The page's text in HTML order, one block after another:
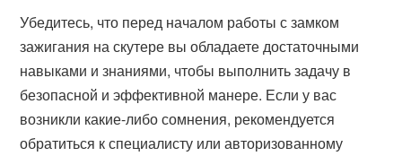
Убедитесь, что перед началом работы с замком
зажигания на скутере вы обладаете достаточными
навыками и знаниями, чтобы выполнить задачу в
безопасной и эффективной манере. Если у вас
возникли какие-либо сомнения, рекомендуется
обратиться к специалисту или авторизованному